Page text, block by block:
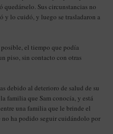
Sus circunstancias no
y lo cuidó, y luego se trasladaron a
el tiempo que podía
piso, sin contacto con otras
debido al deterioro de salud de su
familia que Sam conocía, y está
una familia que le brinde el
no ha podido seguir cuidándolo por